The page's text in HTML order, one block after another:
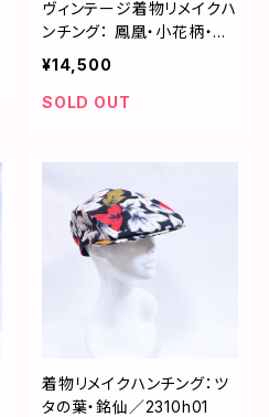
ヴィンテージ着物リメイクハ
ンチング： 鳳凰・小花柄・花
唐草・サイズ直し無料／231
0h06
¥14,500
SOLD OUT
着物リメイクハンチング：ツ
タの葉・銘仙／2310h01